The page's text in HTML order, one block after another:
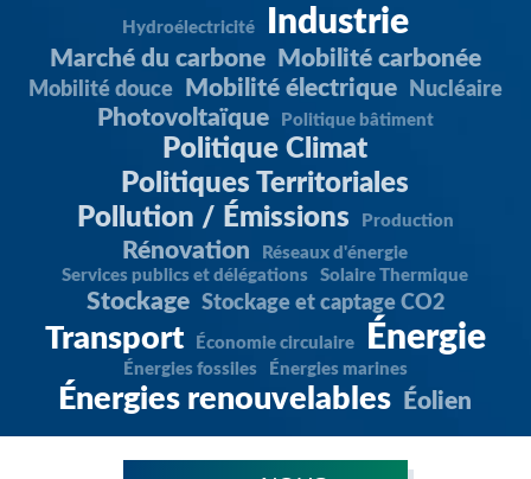
Hydroélectricité Industrie
Marché du carbone Mobilité carbonée
Mobilité douce Mobilité électrique Nucléaire
Photovoltaïque Politique bâtiment
Politique Climat
Politiques Territoriales
Pollution / Émissions
Production
Rénovation
Réseaux d'énergie
Services publics et délégations
Solaire Thermique
Stockage Stockage et captage CO2
Transport Économie circulaire Énergie
Énergies fossiles Énergies marines
Énergies renouvelables Éolien